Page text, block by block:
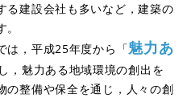
る建設会社も多いなど，建築の
は，平成25年度から「魅力あ
，魅力ある地域環境の創出を
の整備や保全を通じ，人々の創